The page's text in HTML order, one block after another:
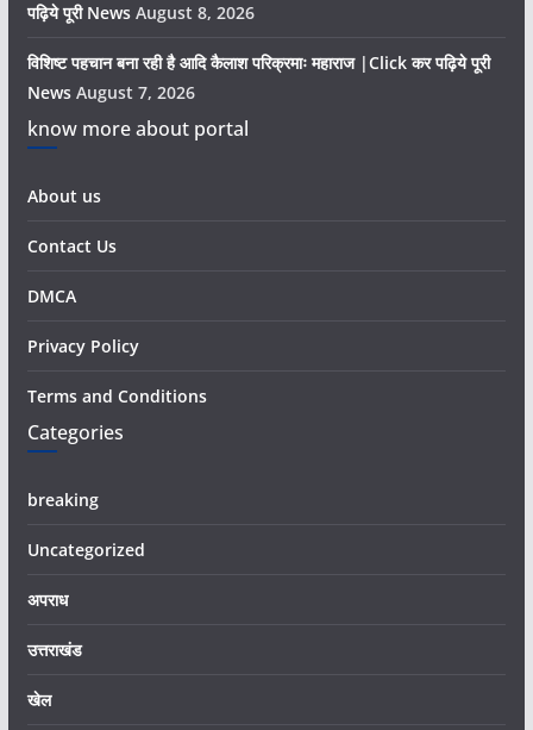
पढ़िये पूरी News August 8, 2026
विशिष्ट पहचान बना रही है आदि कैलाश परिक्रमाः महाराज |Click कर पढ़िये पूरी
News August 7, 2026
know more about portal
About us
Contact Us
DMCA
Privacy Policy
Terms and Conditions
Categories
breaking
Uncategorized
अपराध
उत्तराखंड
खेल